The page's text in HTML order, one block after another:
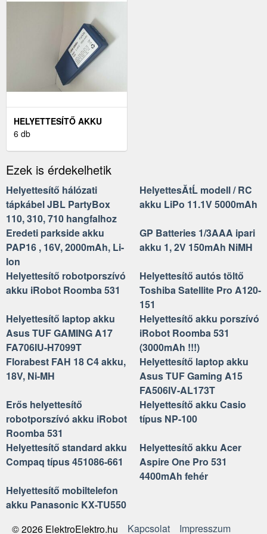
HELYETTESÍTŐ AKKU
HBC-RADIOMATIC TÍPUS
6 db
Ezek is érdekelhetik
Helyettesítő hálózati
tápkábel JBL PartyBox
110, 310, 710 hangfalhoz
HelyettesĂ­tĹ modell / RC
akku LiPo 11.1V 5000mAh
Eredeti parkside akku
PAP16 , 16V, 2000mAh, Li-
Ion
GP Batteries 1/3AAA ipari
akku 1, 2V 150mAh NiMH
Helyettesítő robotporszívó
akku iRobot Roomba 531
Helyettesítő autós töltő
Toshiba Satellite Pro A120-
151
Helyettesítő laptop akku
Asus TUF GAMING A17
FA706IU-H7099T
Helyettesítő akku porszívó
iRobot Roomba 531
(3000mAh !!!)
Florabest FAH 18 C4 akku,
18V, Ni-MH
Helyettesítő laptop akku
Asus TUF Gaming A15
FA506IV-AL173T
Erős helyettesítő
robotporszívó akku iRobot
Roomba 531
Helyettesítő akku Casio
típus NP-100
Helyettesítő standard akku
Compaq típus 451086-661
Helyettesítő akku Acer
Aspire One Pro 531
4400mAh fehér
Helyettesítő mobiltelefon
akku Panasonic KX-TU550
© 2026 ElektroElektro.hu
Kapcsolat
Impresszum